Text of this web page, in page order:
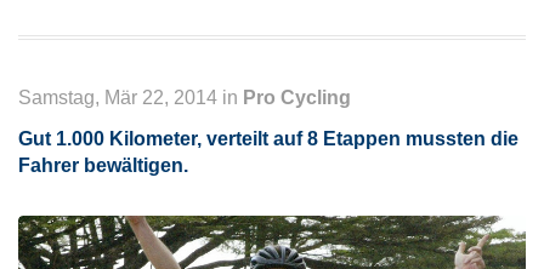
Samstag, Mär 22, 2014 in Pro Cycling
Gut 1.000 Kilometer, verteilt auf 8 Etappen mussten die
Fahrer bewältigen.